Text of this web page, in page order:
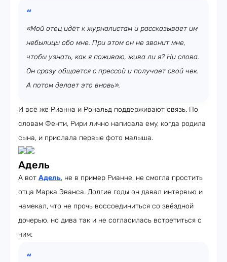
«Мой отец идёт к журналистам и рассказывает им
небылицы обо мне. При этом он не звонит мне,
чтобы узнать, как я поживаю, жива ли я? Ни слова.
Он сразу общается с прессой и получает свой чек.
А потом делает это вновь».
И всё же Рианна и Рональд поддерживают связь. По
словам Фенти, Рири лично написала ему, когда родила
сына, и прислала первые фото малыша.
Адель
А вот Адель, не в пример Рианне, не смогла простить
отца Марка Эванса. Долгие годы он давал интервью и
намекал, что не прочь воссоединиться со звёздной
дочерью, но дива так и не согласилась встретиться с
ним: